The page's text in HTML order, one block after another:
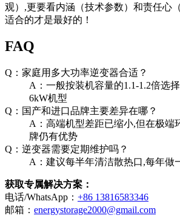
观）,更要看内涵（技术参数）和责任心
适合的才是最好的！
FAQ
Q：家庭用多大功率逆变器合适？
A：一般按装机容量的1.1-1.2倍选
6kW机型
Q：国产和进口品牌主要差异在哪？
A：高端机型差距已缩小,但在极端
牌仍有优势
Q：逆变器需要定期维护吗？
A：建议每半年清洁散热口,每年做
获取专属解决方案：
电话/WhatsApp： +86 13816583346
邮箱： energystorage2000@gmail.com